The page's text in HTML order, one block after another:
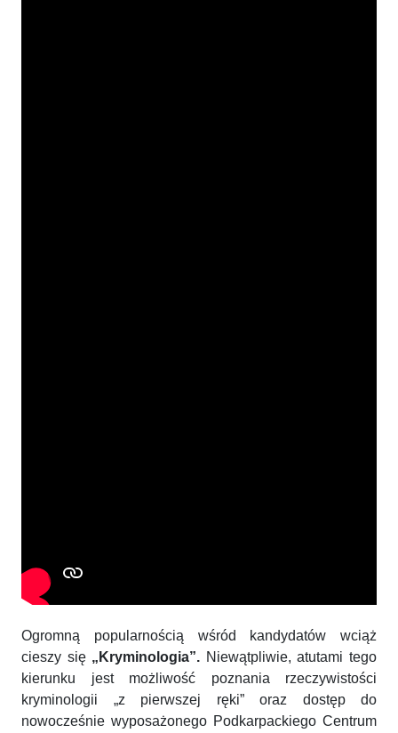
Ogromną popularnością wśród kandydatów wciąż
cieszy się „Kryminologia”. Niewątpliwie, atutami tego
kierunku jest możliwość poznania rzeczywistości
kryminologii „z pierwszej ręki” oraz dostęp do
nowocześnie wyposażonego Podkarpackiego Centrum